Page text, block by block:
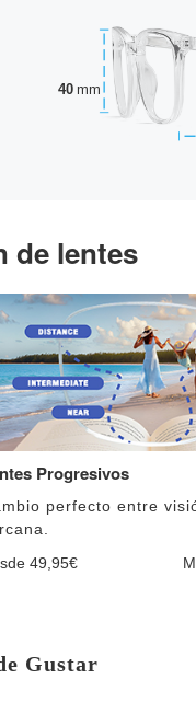
40 mm
de lentes
Progresivos
perfecto entre
49,95€
Gustar